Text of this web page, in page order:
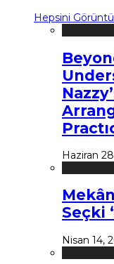
Hepsini
Haziran
Seçki
Nisan 14,